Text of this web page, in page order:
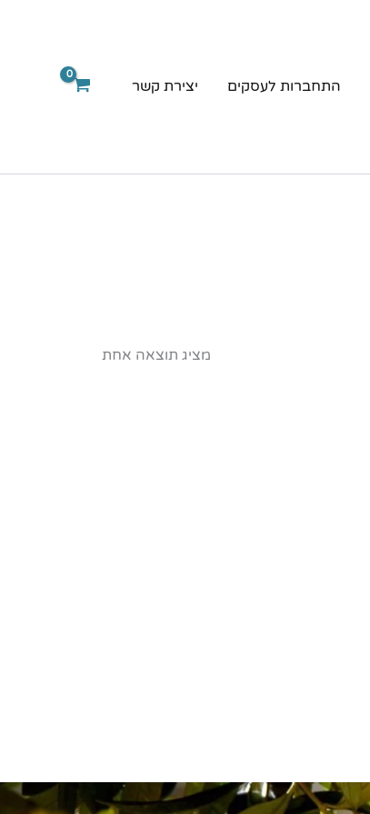
התחברות לעסקים יצירת קשר
מציג תוצאה אחת